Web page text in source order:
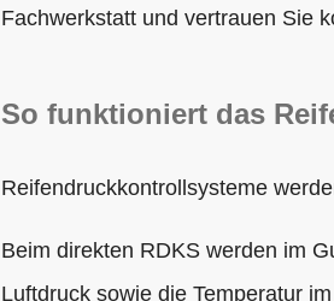
Fachwerkstatt und vertrauen Sie
So funktioniert das
Reifendruckkontrollsysteme
Beim direkten RDKS werden im
Luftdruck sowie die Temperatur